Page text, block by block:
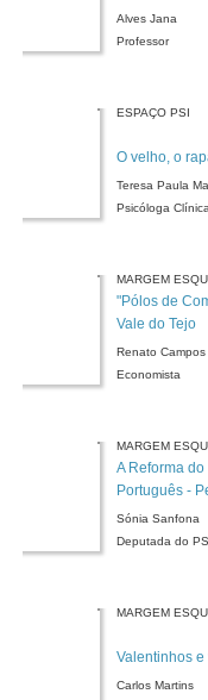
Alves Jana
Professor
ESPAÇO PSI
O velho, o
Teresa Paula
Psicóloga Clínica
MARGEM
"Pólos de
Vale do Tejo
Renato Campos
Economista
MARGEM
A Reforma
Português -
Sónia Sanfona
Deputada do PS
MARGEM
Valentinhos
Carlos Martins